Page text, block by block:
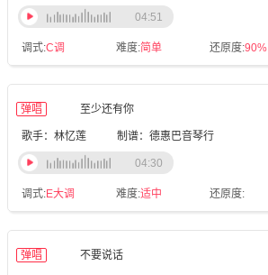
调式:C调 难度:简单 还原度:90%
04:51
弹唱 至少还有你
歌手：林忆莲 制谱：德惠巴音琴行
调式:E大调 难度:适中 还原度:
04:30
弹唱 不要说话